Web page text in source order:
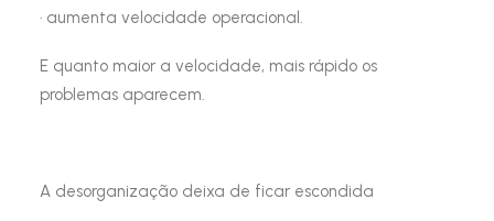
· aumenta velocidade operacional.
E quanto maior a velocidade, mais rápido os
problemas aparecem.
A desorganização deixa de ficar escondida